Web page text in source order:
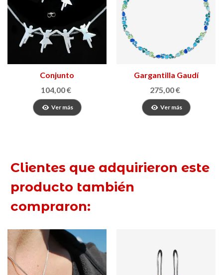
Conjunto
Pendientes/Colgante
Sardana
104,00 €
Ver más
Gargantilla Gaudí
Jewelry Fruits
275,00 €
Ver más
Clientes que adquirieron este
producto también
compraron: